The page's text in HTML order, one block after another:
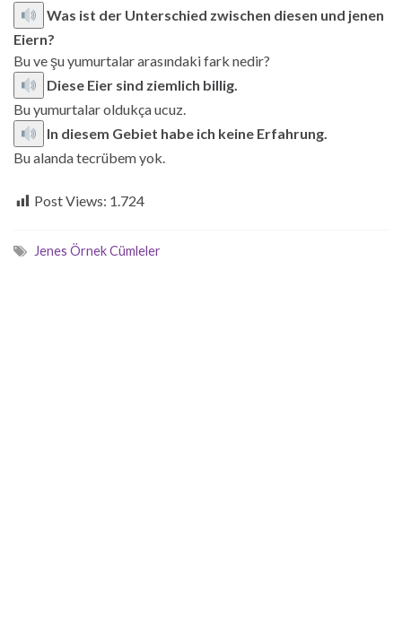
Was ist der Unterschied zwischen diesen und jenen
Eiern?
Bu ve şu yumurtalar arasındaki fark nedir?
Diese Eier sind ziemlich billig.
Bu yumurtalar oldukça ucuz.
In diesem Gebiet habe ich keine Erfahrung.
Bu alanda tecrübem yok.
Post Views: 1.724
Jenes Örnek Cümleler